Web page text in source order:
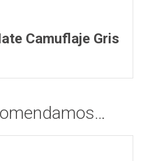
Camuflaje Gris